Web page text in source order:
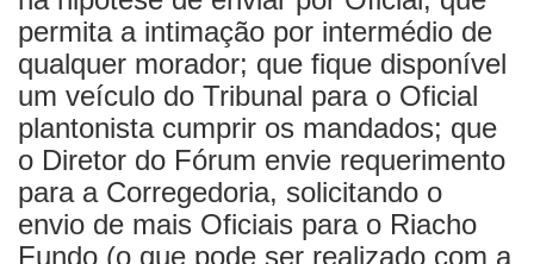
permita a intimação por intermédio de
qualquer morador; que fique disponível
um veículo do Tribunal para o Oficial
plantonista cumprir os mandados; que
o Diretor do Fórum envie requerimento
para a Corregedoria, solicitando o
envio de mais Oficiais para o Riacho
Fundo (o que pode ser realizado com a